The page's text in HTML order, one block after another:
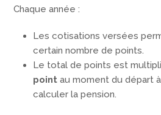
Chaque année :
Les cotisations versées
certain nombre de points.
Le total de points est
point au moment du départ
calculer la pension.